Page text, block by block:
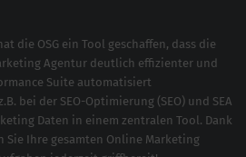
die OSG ein Tool geschaffen, dass die
Agentur deutlich effizienter und
Suite automatisiert
bei der SEO-Optimierung (SEO) und SEA
Daten in einem zentralen Tool. Dank
Sie Ihre gesamten Online Marketing